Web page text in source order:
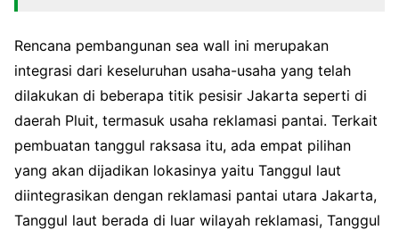
Rencana pembangunan sea wall ini merupakan
integrasi dari keseluruhan usaha-usaha yang telah
dilakukan di beberapa titik pesisir Jakarta seperti di
daerah Pluit, termasuk usaha reklamasi pantai. Terkait
pembuatan tanggul raksasa itu, ada empat pilihan
yang akan dijadikan lokasinya yaitu Tanggul laut
diintegrasikan dengan reklamasi pantai utara Jakarta,
Tanggul laut berada di luar wilayah reklamasi, Tanggul